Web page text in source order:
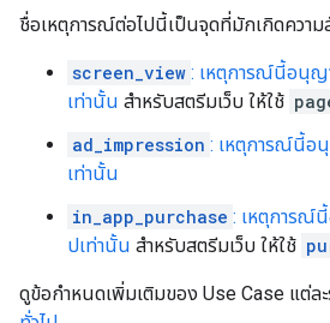
ชื่อเหตุการณ์ต่อไปนี้เป็นจุดที่มักเกิดควา
screen_view : เหตุการณ์นี้อนุญ
เท่านั้น สําหรับสตรีมเว็บ ให้ใช้
ad_impression : เหตุการณ์นี้อ
เท่านั้น
in_app_purchase : เหตุการณ์
ปเท่านั้น สําหรับสตรีมเว็บ ให้ใช้
ดูข้อกําหนดเพิ่มเติมของ Use Case แต่ละ